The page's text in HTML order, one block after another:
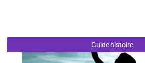
Guide histoire